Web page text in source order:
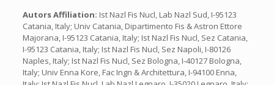
Autors Affiliation: Ist Nazl Fis Nucl, Lab Nazl Sud, I-95123
Catania, Italy; Univ Catania, Dipartimento Fis & Astron Ettore
Majorana, I-95123 Catania, Italy; Ist Nazl Fis Nucl, Sez Catania,
I-95123 Catania, Italy; Ist Nazl Fis Nucl, Sez Napoli, I-80126
Naples, Italy; Ist Nazl Fis Nucl, Sez Bologna, I-40127 Bologna,
Italy; Univ Enna Kore, Fac Ingn & Architettura, I-94100 Enna,